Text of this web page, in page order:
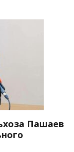
Пашаев